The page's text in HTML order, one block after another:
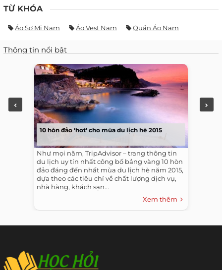
TỪ KHÓA
Áo Sơ Mi Nam Áo Vest Nam Quần Áo Nam
Thông tin nổi bật
10 hòn đảo ‘hot’ cho mùa du lịch hè 2015
Như mọi năm, TripAdvisor – trang thông tin
du lịch uy tín nhất công bố bảng vàng 10 hòn
đảo đáng đến nhất mùa du lịch hè năm 2015,
dựa theo các tiêu chí về chất lượng dịch vụ,
nhà hàng, khách sạn...
Xem thêm